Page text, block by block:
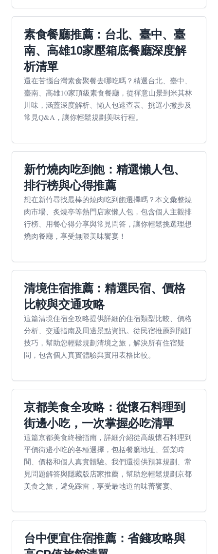
素食餐廳推薦：台北、臺中、臺
南、高雄10家壓箱底餐廳深度解
析清單
還在苦惱台灣素食聚餐去哪吃嗎？精選台北、臺中、
臺南、高雄10家頂級素食餐廳，從禪意山景到米其林
川味，涵蓋深度解析、懶人包速查表、挑選小撇步及
常見Q&A，讓你輕鬆規劃美味行程。
新竹燒肉吃到飽：精選懶人包、
排行榜與心得推薦
想在新竹尋找最棒的燒肉吃到飽選擇嗎？本文彙整燒
肉市場、炙燒亭等熱門店家懶人包，包含個人主觀排
行榜、用餐心得分享與常見問答，讓你輕鬆挑選理想
燒肉餐廳，享受無限美味饗宴！
清境住宿推薦：精選民宿、價格
比較與交通攻略
這篇清境住宿全攻略提供詳細的住宿類型比較、價格
分析、交通指南及周邊景點資訊。從民宿推薦到預訂
技巧，幫助您輕鬆規劃清境之旅，解決所有住宿疑
問，包含個人真實體驗與實用表格比較。
京都美食全攻略：從懷石料理到
街邊小吃，一次掌握必吃清單
這篇京都美食終極指南，詳細介紹從高級懷石料理到
平價街邊小吃的各種選擇，包括餐廳地址、營業時
間、價格和個人真實體驗。我們還提供預算規劃、常
見問題解答與隱藏版店家推薦，幫助您輕鬆規劃京都
美食之旅，避免踩雷，享受最地道的味蕾饗宴。
台中便宜住宿推薦：省錢攻略與